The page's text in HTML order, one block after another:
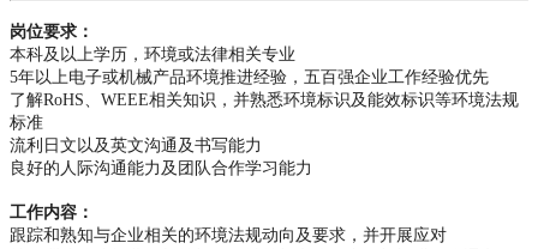
岗位要求：
本科及以上学历，环境或法律相关专业
5年以上电子或机械产品环境推进经验，五百强企业工作经验优先
了解RoHS、WEEE相关知识，并熟悉环境标识及能效标识等环境法规
标准
流利日文以及英文沟通及书写能力
良好的人际沟通能力及团队合作学习能力
工作内容：
跟踪和熟知与企业相关的环境法规动向及要求，并开展应对